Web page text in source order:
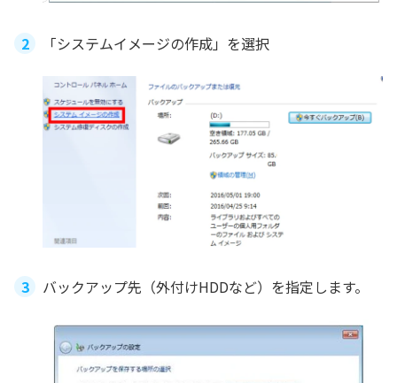
「システムイメージの作成」を選択
バックアップ先（外付けHDDなど）を指定します。